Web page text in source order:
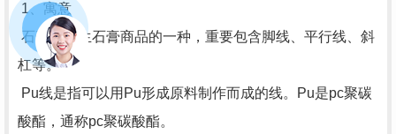
1、寓意
石膏线是生石膏商品的一种，重要包含脚线、平行线、斜
杠等。
Pu线是指可以用Pu形成原料制作而成的线。Pu是pc聚碳
酸酯，通称pc聚碳酸酯。